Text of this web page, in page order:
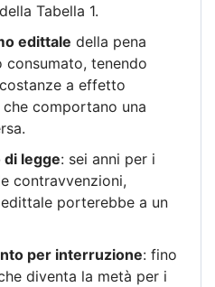
Tabella 1.
edittale della pena
tenendo
a effetto
comportano una
di legge: sei anni per i
contravvenzioni,
porterebbe a un
per interruzione: fino
diventa la metà per i